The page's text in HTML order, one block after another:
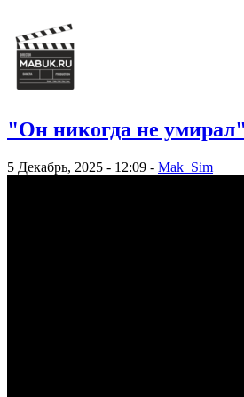
"Он никогда не
5 Декабрь, 2025 - 12:09 - Mak_Sim